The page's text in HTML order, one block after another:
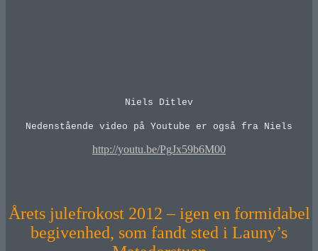
Niels Ditlev
Nedenstående video på Youtube er også fra Niels
http://youtu.be/PgJx59b6M00
Årets julefrokost 2012 – igen en formidabel
begivenhed, som fandt sted i Launy’s